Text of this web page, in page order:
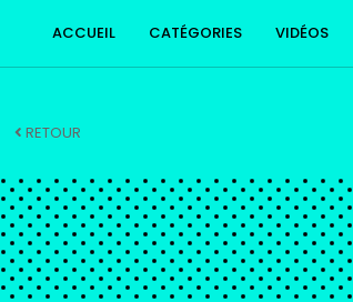
ACCUEIL CATÉGORIES VIDÉOS
RETOUR